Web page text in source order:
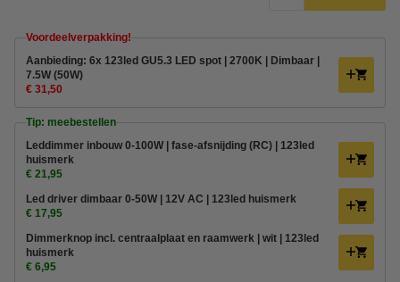
Voordeelverpakking!
Aanbieding: 6x 123led GU5.3 LED spot | 2700K | Dimbaar |
7.5W (50W)
€ 31,50
Tip: meebestellen
Leddimmer inbouw 0-100W | fase-afsnijding (RC) | 123led
huismerk
€ 21,95
Led driver dimbaar 0-50W | 12V AC | 123led huismerk
€ 17,95
Dimmerknop incl. centraalplaat en raamwerk | wit | 123led
huismerk
€ 6,95